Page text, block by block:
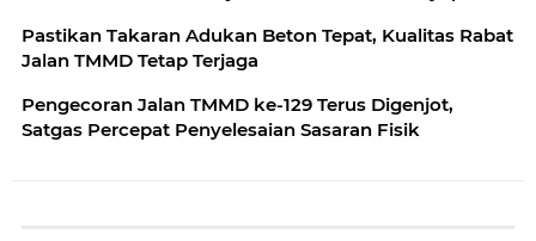
Pastikan Takaran Adukan Beton Tepat, Kualitas Rabat
Jalan TMMD Tetap Terjaga
Pengecoran Jalan TMMD ke-129 Terus Digenjot,
Satgas Percepat Penyelesaian Sasaran Fisik